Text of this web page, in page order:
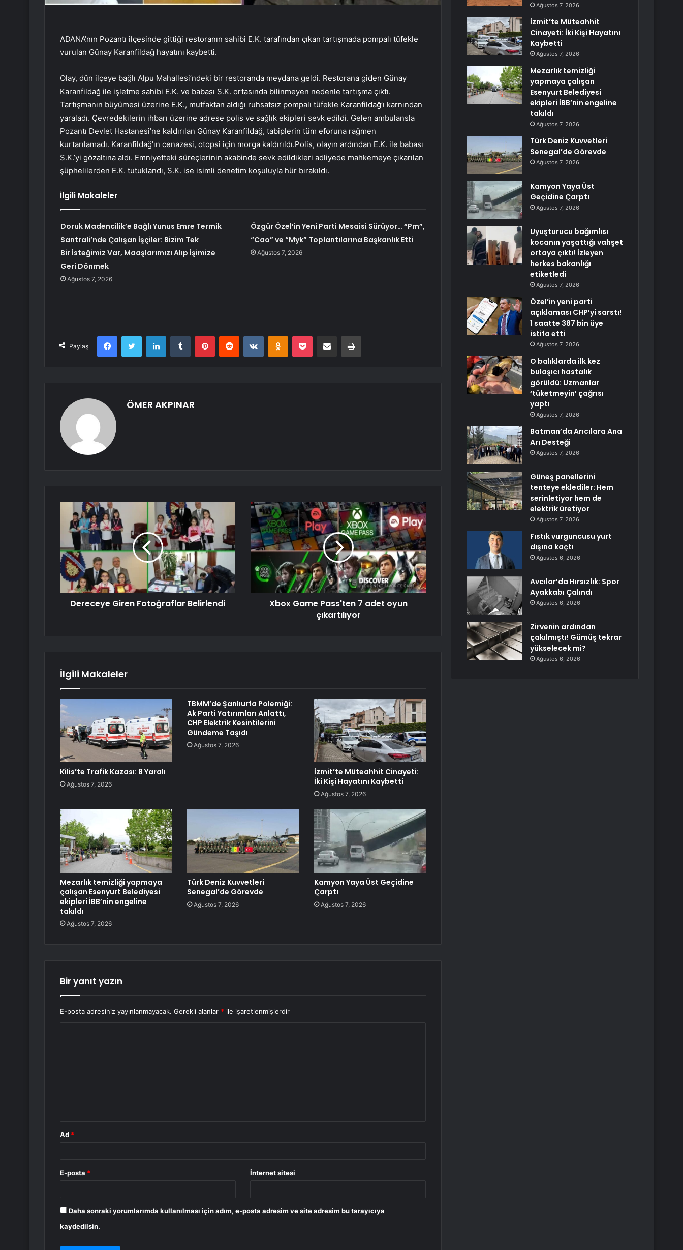
ADANA’nın Pozantı ilçesinde gittiği restoranın sahibi E.K. tarafından çıkan tartışmada pompalı tüfekle
vurulan Günay Karanfildağ hayatını kaybetti.
Olay, dün ilçeye bağlı Alpu Mahallesi’ndeki bir restoranda meydana geldi. Restorana giden Günay
Karanfildağ ile işletme sahibi E.K. ve babası S.K. ortasında bilinmeyen nedenle tartışma çıktı.
Tartışmanın büyümesi üzerine E.K., mutfaktan aldığı ruhsatsız pompalı tüfekle Karanfildağ’ı karnından
yaraladı. Çevredekilerin ihbarı üzerine adrese polis ve sağlık ekipleri sevk edildi. Gelen ambulansla
Pozantı Devlet Hastanesi’ne kaldırılan Günay Karanfildağ, tabiplerin tüm eforuna rağmen
kurtarılamadı. Karanfildağ’ın cenazesi, otopsi için morga kaldırıldı.Polis, olayın ardından E.K. ile babası
S.K.’yi gözaltına aldı. Emniyetteki süreçlerinin akabinde sevk edildikleri adliyede mahkemeye çıkarılan
şüphelilerden E.K. tutuklandı, S.K. ise isimli denetim koşuluyla hür bırakıldı.
İlgili Makaleler
Doruk Madencilik’e Bağlı Yunus Emre Termik
Santrali’nde Çalışan İşçiler: Bizim Tek
Bir İsteğimiz Var, Maaşlarımızı Alıp İşimize
Geri Dönmek
Ağustos 7, 2026
Özgür Özel’in Yeni Parti Mesaisi Sürüyor… “Pm”,
“Cao” ve “Myk” Toplantılarına Başkanlık Etti
Ağustos 7, 2026
Paylaş
FacebookTwitter LinkedInTumblr PinterestReddit VKontakteOdnoklassniki
Pocket E-Posta ile paylaş Yazdır
ÖMER AKPINAR
Dereceye Giren Fotoğraflar Belirlendi
Xbox Game Pass'ten 7 adet oyun
çıkartılıyor
İlgili Makaleler
Kilis’te Trafik Kazası: 8 Yaralı
Ağustos 7, 2026
TBMM’de Şanlıurfa Polemiği:
Ak Parti Yatırımları Anlattı,
CHP Elektrik Kesintilerini
Gündeme Taşıdı
Ağustos 7, 2026
İzmit’te Müteahhit Cinayeti:
İki Kişi Hayatını Kaybetti
Ağustos 7, 2026
Mezarlık temizliği yapmaya
çalışan Esenyurt Belediyesi
ekipleri İBB’nin engeline
takıldı
Ağustos 7, 2026
Türk Deniz Kuvvetleri
Senegal’de Görevde
Ağustos 7, 2026
Kamyon Yaya Üst Geçidine
Çarptı
Ağustos 7, 2026
Bir yanıt yazın
E-posta adresiniz yayınlanmayacak. Gerekli alanlar * ile işaretlenmişlerdir
Ad *
E-posta * İnternet sitesi
Daha sonraki yorumlarımda kullanılması için adım, e-posta adresim ve site adresim bu tarayıcıya
kaydedilsin.
Ağustos 7, 2026
İzmit’te Müteahhit
Cinayeti: İki Kişi Hayatını
Kaybetti
Ağustos 7, 2026
Mezarlık temizliği
yapmaya çalışan
Esenyurt Belediyesi
ekipleri İBB’nin engeline
takıldı
Ağustos 7, 2026
Türk Deniz Kuvvetleri
Senegal’de Görevde
Ağustos 7, 2026
Kamyon Yaya Üst
Geçidine Çarptı
Ağustos 7, 2026
Uyuşturucu bağımlısı
kocanın yaşattığı vahşet
ortaya çıktı! İzleyen
herkes bakanlığı
etiketledi
Ağustos 7, 2026
Özel’in yeni parti
açıklaması CHP’yi sarstı!
1 saatte 387 bin üye
istifa etti
Ağustos 7, 2026
O balıklarda ilk kez
bulaşıcı hastalık
görüldü: Uzmanlar
‘tüketmeyin’ çağrısı
yaptı
Ağustos 7, 2026
Batman’da Arıcılara Ana
Arı Desteği
Ağustos 7, 2026
Güneş panellerini
tenteye eklediler: Hem
serinletiyor hem de
elektrik üretiyor
Ağustos 7, 2026
Fıstık vurguncusu yurt
dışına kaçtı
Ağustos 6, 2026
Avcılar’da Hırsızlık: Spor
Ayakkabı Çalındı
Ağustos 6, 2026
Zirvenin ardından
çakılmıştı! Gümüş tekrar
yükselecek mi?
Ağustos 6, 2026